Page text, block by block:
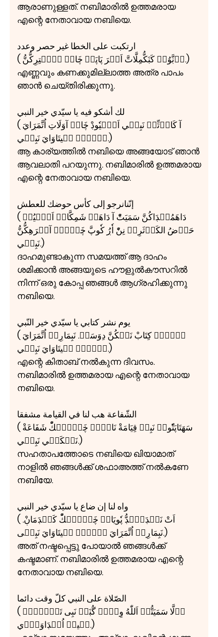
ആരാണുള്ളത്. നബിമാരിൽ ഉത്തമരായ
എന്റെ നേതാവായ നബിയെ.
ارتكبت علی الخطا غير حصر وعدد
( اۧڹَّوُمۡ كَڹَكُّمِلَّاتَّ اَتۡرَ پَاپَمۡ ڿَانۡ چۧيۡتِڔِكُّنُّ.)
എണ്ണവും കണക്കുമില്ലാത്ത അത്ര പാപം
ഞാൻ ചെയ്തിരിക്കുന്നു.
لك أشكو فيه يا سيّدي خير النبي
( آ كَاڔۡتِّلۡ نَبِيۧي اَۼَّيٗوڊْ ڿَانۡ آوَلَاتِ اُتَّمَڔَايَ
اۧنۡڔۧ نۧيتَاوَايَ نَبِيۧي.)
ആ കാര്യത്തിൽ നബിയെ അങ്ങയോട് ഞാൻ
ആവലാതി പറയുന്നു. നബിമാരിൽ ഉത്തമരായ
എന്റെ നേതാവായ നബിയെ.
إنّنانرجو إلی كأس حوضك للعطش
( دَاهَمُڹۡڊَاكُنَّ سَمَيَتّْ آ دَاهَمۡ شَمِكَّانۡ اَۼَّيُڊۧ
حَوۡضُ الكَوۡثَرِلۡ نِنّْ اٗڔُ كٗوپَّ ڿَۼَّۻۡ آگۡرَهِكُّنُّ
نَبِيۧي.)
ദാഹമുണ്ടാകുന്ന സമയത്ത് ആ ദാഹം
ശമിക്കാൻ അങ്ങയുടെ ഹൗളുൽകൗസറിൽ
നിന്ന് ഒരു കോപ്പ ഞങ്ങൾ ആഗ്രഹിക്കുന്നു
നബിയെ.
يوم نشر كتابي يا سيّدي خير النّبي
( اۧنۡڔۧ كِتَابْ نَلۡكُنَّ دِوَسَمۡ. نَبِمَاڔِلۡ اُتَّمَڔَايَ
اۧنۡڔۧ نۧيتَاوَايَ نَبِيۧي.)
എന്റെ കിതാബ് നൽകുന്ന ദിവസം.
നബിമാരിൽ ഉത്തമരായ എന്റെ നേതാവായ
നബിയെ.
الشّفاعة هب لنا في القيامة مشفقا
( سَهَتَاپَتّٗوڊۧ نَبِيۧ قِيَامَةْ نَاۻِلۡ ڿَۼَّۻۡكّْ شَفَاعَةْ
نَلۡكَڹۧي نَبِيۧي.)
സഹതാപത്തോടെ നബിയെ ഖിയാമാത്
നാളിൽ ഞങ്ങൾക്ക് ശഫാഅത്ത് നൽകണേ
നബിയേ.
واه لنا إن ضاع يا سيّدي خير النبي
( اَتْ نَشۡڊَپّۧڊُّ پٗويَالۡ ڿَۼَّۻۡكّْ كَشۡڊَمَاڹْ.
نَبِمَاڔِلۡ اُتَّمَڔَايَ اۧنۡڔۧ نۧيتَاوَايَ نَبِيۧی.)
അത് നഷ്ടപ്പെട്ടു പോയാൽ ഞങ്ങൾക്ക്
കഷ്ടമാണ്. നബിമാരിൽ ഉത്തമരായ എന്റെ
നേതാവായ നബിയെ.
الصّلاة علی النبي كلّ وقت دائما
( اۧلَّا سَمَيَتُّمۡ اَللّٰهُ وِنۡڔۧ گُڹَمۡ نَبِی تَۼَّۻُڊۧ
مۧيلۡ اُڹۡڊَاوَڊّۧي.)